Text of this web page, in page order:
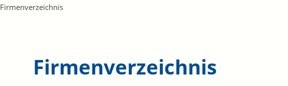
Firmenverzeichnis
Firmenverzeichnis